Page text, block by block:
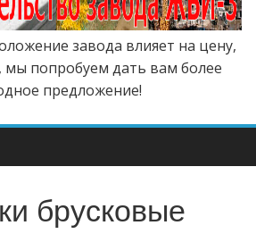
завода влияет на цену,
мы попробуем дать вам более
предложение!
брусковые